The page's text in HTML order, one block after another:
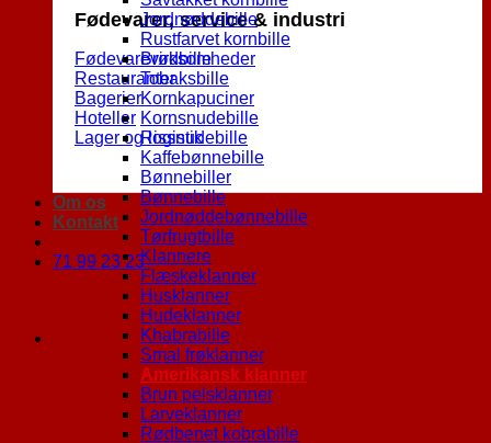
Fødevarer, service & industri
Fødevarevirksomheder
Restauranter
Bagerier
Hoteller
Lager og logistik
Om os
Kontakt
71 99 23 23
Jordnøddebille
Rustfarvet kornbille
Brødbille
Tobaksbille
Kornkapuciner
Kornsnudebille
Rissnudebille
Kaffebønnebille
Bønnebiller
Bønnebille
Jordnøddebønnebille
Tørfrugtbille
Klannere
Flæskeklanner
Husklanner
Hudeklanner
Khabrabille
Smal frøklanner
Amerikansk klanner
Brun pelsklanner
Larveklanner
Rødbenet kobrabille